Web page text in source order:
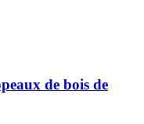
de bois de